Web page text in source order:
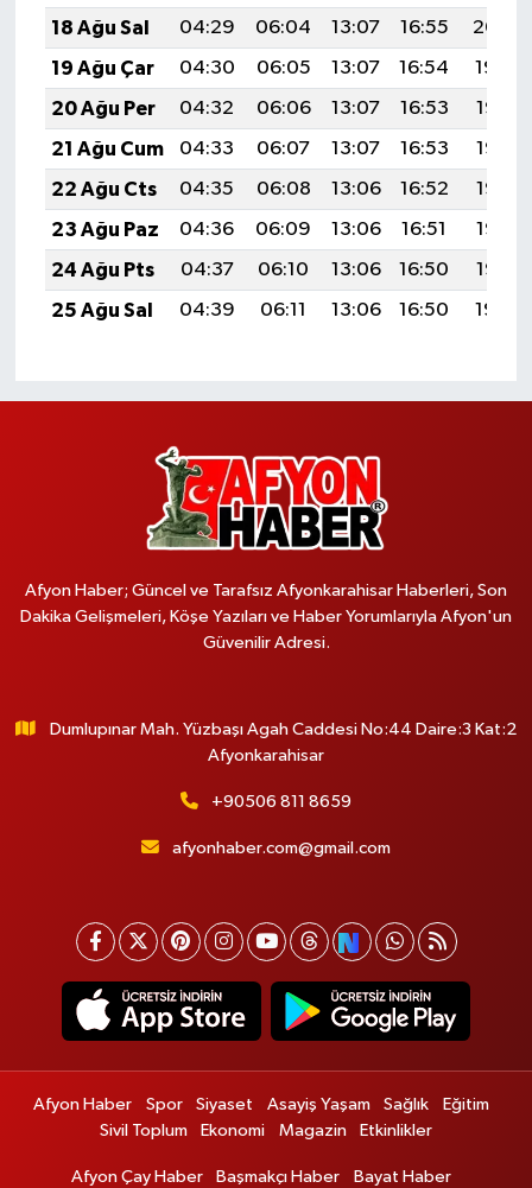
18 Ağu Sal
04:29 06:04 13:07 16:55
20:00
19 Ağu Çar
04:30 06:05 13:07 16:54
19:59
20 Ağu Per
04:32 06:06 13:07 16:53
19:58
21 Ağu Cum
04:33 06:07 13:07 16:53
19:56
22 Ağu Cts
04:35 06:08 13:06 16:52
19:55
23 Ağu Paz
04:36 06:09 13:06 16:51
19:53
24 Ağu Pts
04:37 06:10 13:06 16:50
19:52
25 Ağu Sal
04:39 06:11 13:06 16:50 19:50
Afyon Haber; Güncel ve Tarafsız Afyonkarahisar Haberleri, Son
Dakika Gelişmeleri, Köşe Yazıları ve Haber Yorumlarıyla Afyon'un
Güvenilir Adresi.
Dumlupınar Mah. Yüzbaşı Agah Caddesi No:44 Daire:3 Kat:2
Afyonkarahisar
+90506 811 8659
afyonhaber.com@gmail.com
Afyon Haber Spor Siyaset Asayiş Yaşam Sağlık
Eğitim
Sivil Toplum
Ekonomi Magazin Etkinlikler
Afyon Çay Haber Başmakçı Haber Bayat Haber